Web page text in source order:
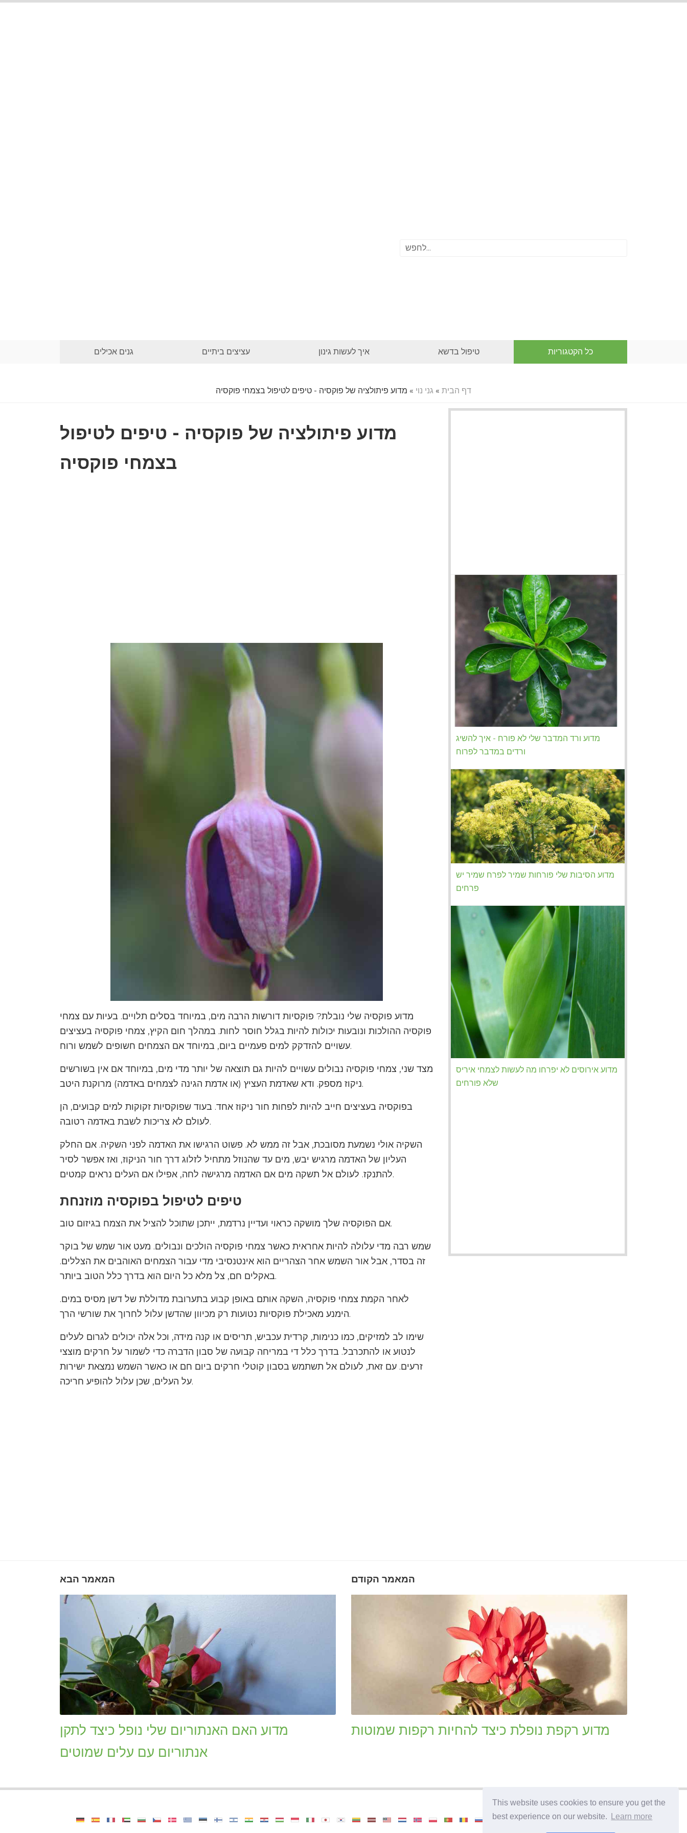
This website uses cookies to ensure you get the
best experience on our website.
Learn more
גנים אכילים עציצים ביתיים איך לעשות גינון טיפול בדשא כל הקטגוריות
דף הבית » גני נוי » מדוע פיתולציה של פוקסיה - טיפים לטיפול בצמחי פוקסיה
מדוע פיתולציה של פוקסיה - טיפים לטיפול
בצמחי פוקסיה
מדוע פוקסיה שלי נובלת? פוקסיות דורשות הרבה מים, במיוחד בסלים תלויים. בעיות עם צמחי
פוקסיה ההולכות ונובעות יכולות להיות בגלל חוסר לחות. במהלך חום הקיץ, צמחי פוקסיה בעציצים
עשויים להזדקק למים פעמיים ביום, במיוחד אם הצמחים חשופים לשמש ורוח.
מצד שני, צמחי פוקסיה נבולים עשויים להיות גם תוצאה של יותר מדי מים, במיוחד אם אין בשורשים
ניקוז מספק. ודא שאדמת העציץ (או אדמת הגינה לצמחים באדמה) מרוקנת היטב.
בפוקסיה בעציצים חייב להיות לפחות חור ניקוז אחד. בעוד שפוקסיות זקוקות למים קבועים, הן
לעולם לא צריכות לשבת באדמה רטובה.
השקיה אולי נשמעת מסובכת, אבל זה ממש לא. פשוט הרגישו את האדמה לפני השקיה. אם החלק
העליון של האדמה מרגיש יבש, מים עד שהנוזל מתחיל לזלוג דרך חור הניקוז, ואז אפשר לסיר
להתנקז. לעולם אל תשקה מים אם האדמה מרגישה לחה, אפילו אם העלים נראים קמטים.
טיפים לטיפול בפוקסיה מוזנחת
אם הפוקסיה שלך מושקה כראוי ועדיין נרדמת, ייתכן שתוכל להציל את הצמח בגיזום טוב.
שמש רבה מדי עלולה להיות אחראית כאשר צמחי פוקסיה הולכים ונבולים. מעט אור שמש של בוקר
זה בסדר, אבל אור השמש אחר הצהריים הוא אינטנסיבי מדי עבור הצמחים האוהבים את הצללים.
באקלים חם, צל מלא כל היום הוא בדרך כלל הטוב ביותר.
לאחר הקמת צמחי פוקסיה, השקה אותם באופן קבוע בתערובת מדוללת של דשן מסיס במים.
הימנע מאכילת פוקסיות נטועות רק מכיוון שהדשן עלול לחרוך את שורשי הרך.
שימו לב למזיקים, כמו כנימות, קרדית עכביש, תריסים או קנה מידה, וכל אלה יכולים לגרום לעלים
לנטוע או להתכרבל. בדרך כלל די במריחה קבועה של סבון הדברה כדי לשמור על חרקים מוצצי
זרעים. עם זאת, לעולם אל תשתמש בסבון קוטלי חרקים ביום חם או כאשר השמש נמצאת ישירות
על העלים, שכן עלול להופיע חריכה.
מדוע ורד המדבר שלי לא פורח - איך להשיג
ורדים במדבר לפרוח
מדוע הסיבות שלי פורחות שמיר לפרח שמיר יש
פרחים
מדוע אירוסים לא יפרחו מה לעשות לצמחי איריס
שלא פורחים
המאמר הבא
מדוע האם האנתוריום שלי נופל כיצד לתקן
אנתוריום עם עלים שמוטים
המאמר הקודם
מדוע רקפת נופלת כיצד להחיות רקפות שמוטות